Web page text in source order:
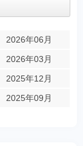
2026年06月
2026年03月
2025年12月
2025年09月